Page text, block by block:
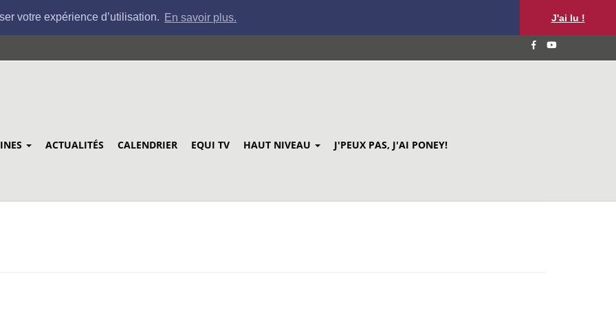
votre expérience d’utilisation. En savoir plus. J'ai lu !
ACTUALITÉS CALENDRIER EQUI TV HAUT NIVEAU J'PEUX PAS, J'AI PONEY!